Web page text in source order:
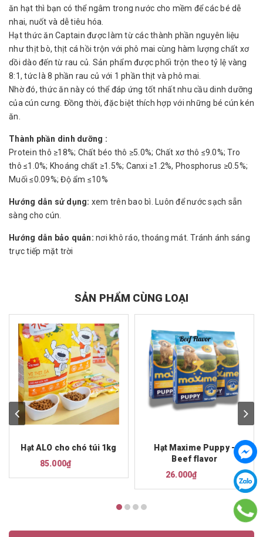
ăn hạt thì bạn có thể ngâm trong nước cho mềm để các bé dễ
nhai, nuốt và dễ tiêu hóa.
Hạt thức ăn Captain được làm từ các thành phần nguyên liệu
như thịt bò, thịt cá hồi trộn với phô mai cùng hàm lượng chất xơ
dồi dào đến từ rau củ. Sản phẩm được phối trộn theo tỷ lệ vàng
8:1, tức là 8 phần rau củ với 1 phần thịt và phô mai.
Nhờ đó, thức ăn này có thể đáp ứng tốt nhất nhu cầu dinh dưỡng
của cún cưng. Đồng thời, đặc biệt thích hợp với những bé cún kén
ăn.
Thành phần dinh dưỡng :
Protein thô ≥18%; Chất béo thô ≥5.0%; Chất xơ thô ≤9.0%; Tro
thô ≤1.0%; Khoáng chất ≥1.5%; Canxi ≥1.2%, Phosphorus ≥0.5%;
Muối ≤0.09%; Độ ẩm ≤10%
Hướng dẫn sử dụng: xem trên bao bì. Luôn để nước sạch sẵn
sàng cho cún.
Hướng dẫn bảo quản: nơi khô ráo, thoáng mát. Tránh ánh sáng
trực tiếp mặt trời
SẢN PHẨM CÙNG LOẠI
Hạt ALO cho chó túi 1kg
85.000₫
Hạt Maxime Puppy -
Beef flavor
26.000₫